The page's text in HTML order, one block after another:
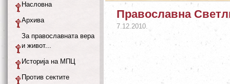
Православна
7.12.2010.
Насловна
Архива
За православната вера
и живот...
Историја на МПЦ
Против сектите